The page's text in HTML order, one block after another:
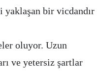
yaklaşan bir vicdandır
oluyor. Uzun
ve yetersiz şartlar